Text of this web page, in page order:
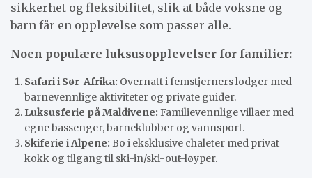
sikkerhet og fleksibilitet, slik at både voksne og
barn får en opplevelse som passer alle.
Noen populære luksusopplevelser for familier:
Safari i Sør-Afrika: Overnatt i femstjerners lodger med
barnevennlige aktiviteter og private guider.
Luksusferie på Maldivene: Familievennlige villaer med
egne bassenger, barneklubber og vannsport.
Skiferie i Alpene: Bo i eksklusive chaleter med privat
kokk og tilgang til ski-in/ski-out-løyper.